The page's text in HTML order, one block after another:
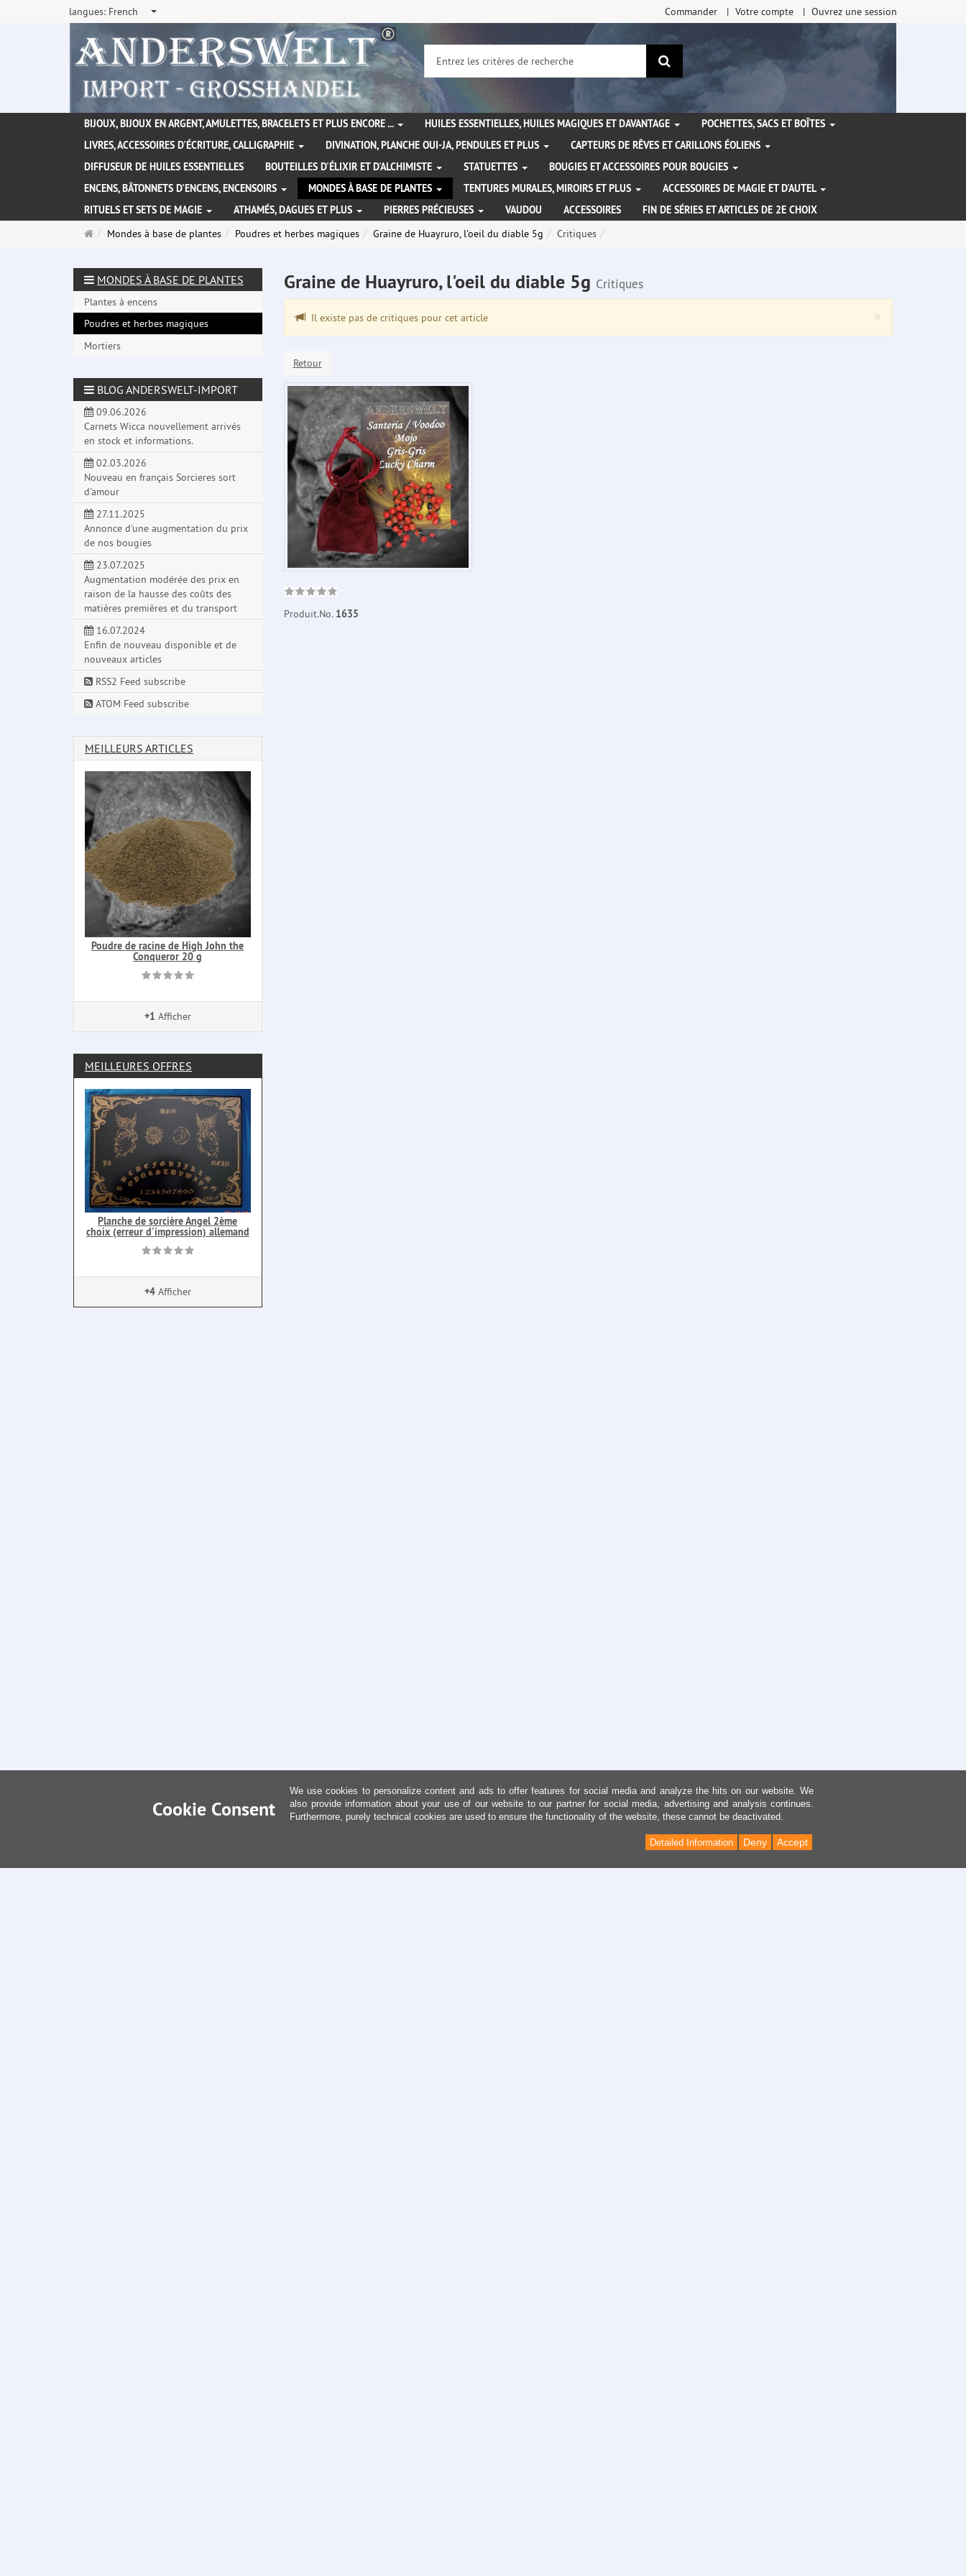
langues: French Commander Votre compte Ouvrez une session
Rechercher
BIJOUX, BIJOUX EN ARGENT, AMULETTES, BRACELETS ET PLUS ENCORE ... HUILES ESSENTIELLES, HUILES MAGIQUES ET DAVANTAGE
POCHETTES, SACS ET BOÎTES
LIVRES, ACCESSOIRES D'ÉCRITURE, CALLIGRAPHIE
DIVINATION, PLANCHE OUI-JA, PENDULES ET PLUS
CAPTEURS DE RÊVES ET CARILLONS ÉOLIENS
DIFFUSEUR DE HUILES ESSENTIELLES
BOUTEILLES D'ÉLIXIR ET D'ALCHIMISTE STATUETTES
BOUGIES ET ACCESSOIRES POUR BOUGIES
ENCENS, BÂTONNETS D'ENCENS, ENCENSOIRS
MONDES À BASE DE PLANTES TENTURES MURALES, MIROIRS ET PLUS
ACCESSOIRES DE MAGIE ET D'AUTEL
RITUELS ET SETS DE MAGIE
ATHAMÉS, DAGUES ET PLUS PIERRES PRÉCIEUSES VAUDOU ACCESSOIRES
FIN DE SÉRIES ET ARTICLES DE 2E CHOIX
PageMondes à base de plantes Poudres et herbes magiques Graine de Huayruro, l'oeil du diable 5g Critiques
Graine de Huayruro, l'oeil du diable 5g Critiques
×
Il existe pas de critiques pour cet article
Retour
Produit.No. 1635
MONDES À BASE DE PLANTES
Plantes à encens
Poudres et herbes magiques
Mortiers
BLOG ANDERSWELT-IMPORT
09.06.2026
Carnets Wicca nouvellement arrivés
en stock et informations.
02.03.2026
Nouveau en français Sorcieres sort
d'amour
27.11.2025
Annonce d'une augmentation du prix
de nos bougies
23.07.2025
Augmentation modérée des prix en
raison de la hausse des coûts des
matières premières et du transport
16.07.2024
Enfin de nouveau disponible et de
nouveaux articles
RSS2 Feed subscribe
ATOM Feed subscribe
MEILLEURS ARTICLES
Poudre de racine de High John the
Conqueror 20 g
+1 Afficher
MEILLEURES OFFRES
Planche de sorcière Angel 2ème
choix (erreur d'impression) allemand
+4Afficher
Cookie Consent
We use cookies to personalize content and ads to offer features for social media and analyze the hits on our website. We
also provide information about your use of our website to our partner for social media, advertising and analysis continues.
Furthermore, purely technical cookies are used to ensure the functionality of the website, these cannot be deactivated.
Accept
Deny
Detailed Information